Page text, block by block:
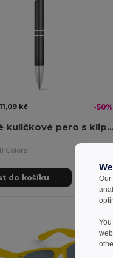
11,09 kč -50%
Hliníkové
Colors
do košíku
Our